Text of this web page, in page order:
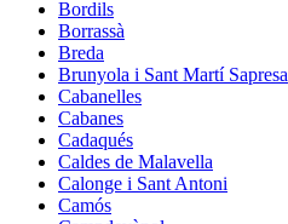
Bordils
Borrassà
Breda
Brunyola i Sant Martí Sapresa
Cabanelles
Cabanes
Cadaqués
Caldes de Malavella
Calonge i Sant Antoni
Camós